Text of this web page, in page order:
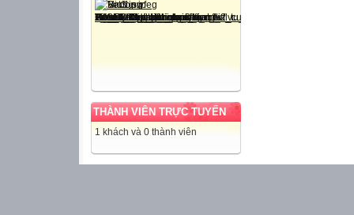
THÀNH VIÊN TRỰC TUYẾN
1 khách và 0 thành viên